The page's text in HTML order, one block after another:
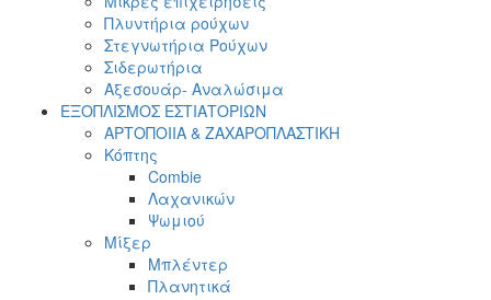
Πλυντήρια ρούχων
Στεγνωτήρια Ρούχων
Σιδερωτήρια
Αξεσουάρ- Αναλώσιμα
ΕΞΟΠΛΙΣΜΟΣ ΕΣΤΙΑΤΟΡΙΩΝ
ΑΡΤΟΠΟΙΙΑ & ΖΑΧΑΡΟΠΛΑΣΤΙΚΗ
Κόπτης
Combie
Λαχανικών
Ψωμιού
Μίξερ
Μπλέντερ
Πλανητικά